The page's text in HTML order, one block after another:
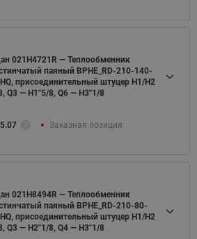
021H4721R — Теплообменник
паяный BPHE_RD-210-140-
присоединительный штуцер H1/H2
Q3 — H1"5/8, Q6 — H3''1/8
Заказная позиция
021H8494R — Теплообменник
паяный BPHE_RD-210-80-
присоединительный штуцер H1/H2
Q3 — H2"1/8, Q4 — H3"1/8